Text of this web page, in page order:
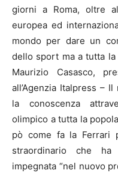
giorni a Roma, oltre
europea ed
mondo per dare un
dello sport ma a tutta
Maurizio Casasco,
all’Agenzia Italpress –
la conoscenza
olimpico a tutta la
pò come fa la Ferrari
straordinario che
impegnata “nel nuovo